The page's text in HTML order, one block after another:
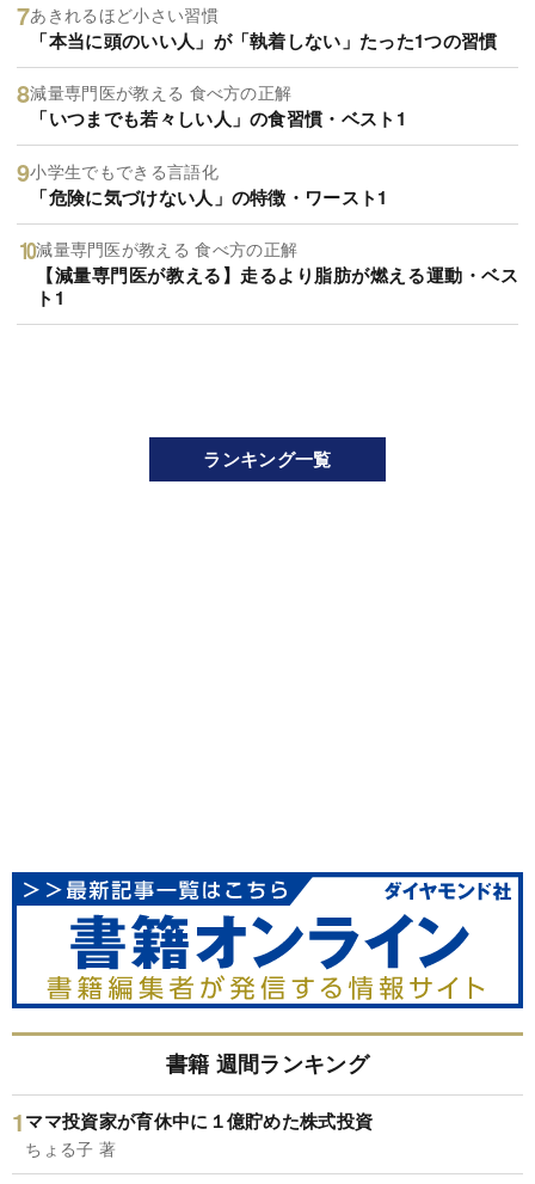
あきれるほど小さい習慣
「本当に頭のいい人」が「執着しない」たった1つの習慣
減量専門医が教える 食べ方の正解
「いつまでも若々しい人」の食習慣・ベスト1
小学生でもできる言語化
「危険に気づけない人」の特徴・ワースト1
減量専門医が教える 食べ方の正解
【減量専門医が教える】走るより脂肪が燃える運動・ベス
ト1
ランキング一覧
書籍 週間ランキング
ママ投資家が育休中に１億貯めた株式投資
ちょる子 著